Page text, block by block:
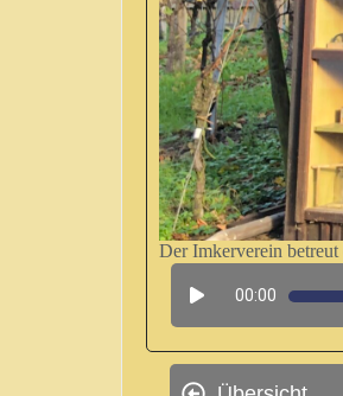
Der Imkerverein
Zu sehen sind unter
Insekten-Nester, wie
Mauern, sowie die
„Dieben“
00:00